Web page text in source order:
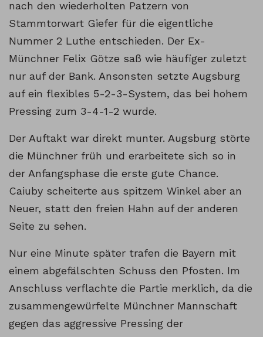
nach den wiederholten Patzern von
Stammtorwart Giefer für die eigentliche
Nummer 2 Luthe entschieden. Der Ex-
Münchner Felix Götze saß wie häufiger zuletzt
nur auf der Bank. Ansonsten setzte Augsburg
auf ein flexibles 5-2-3-System, das bei hohem
Pressing zum 3-4-1-2 wurde.
Der Auftakt war direkt munter. Augsburg störte
die Münchner früh und erarbeitete sich so in
der Anfangsphase die erste gute Chance.
Caiuby scheiterte aus spitzem Winkel aber an
Neuer, statt den freien Hahn auf der anderen
Seite zu sehen.
Nur eine Minute später trafen die Bayern mit
einem abgefälschten Schuss den Pfosten. Im
Anschluss verflachte die Partie merklich, da die
zusammengewürfelte Münchner Mannschaft
gegen das aggressive Pressing der